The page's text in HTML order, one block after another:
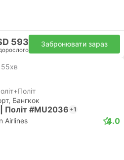
593 Забронювати зараз
55хв
Бангкок
Політ #MU2036 +1
Airlines 4.0